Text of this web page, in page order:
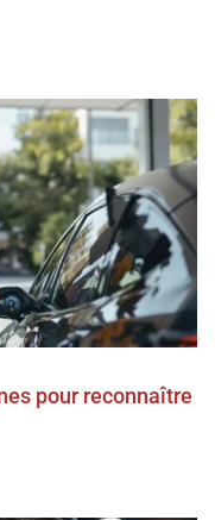
pour reconnaître